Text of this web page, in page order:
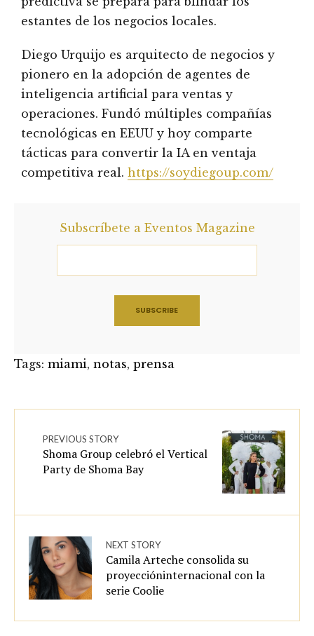
estantes de los negocios locales.
Diego Urquijo es arquitecto de negocios y
pionero en la adopción de agentes de
inteligencia artificial para ventas y
operaciones. Fundó múltiples compañías
tecnológicas en EEUU y hoy comparte
tácticas para convertir la IA en ventaja
competitiva real. https://soydiegoup.com/
Subscríbete a Eventos Magazine
Tags: miami, notas, prensa
PREVIOUS STORY
Shoma Group celebró el Vertical
Party de Shoma Bay
NEXT STORY
Camila Arteche consolida su
proyeccióninternacional con la
serie Coolie